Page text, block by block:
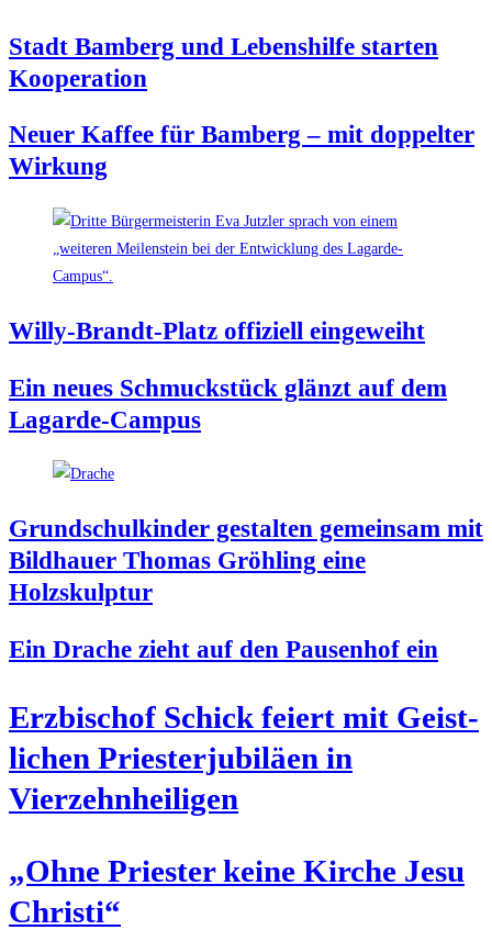
Stadt Bam­berg und Lebens­hil­fe star­ten
Kooperation
Neu­er Kaf­fee für Bam­berg – mit dop­pel­ter
Wirkung
Wil­ly-Brandt-Platz offi­zi­ell eingeweiht
Ein neu­es Schmuck­stück glänzt auf dem
Lagarde-Campus
Grund­schul­kin­der gestal­ten gemein­sam mit
Bild­hau­er Tho­mas Gröh­ling eine
Holzskulptur
Ein Dra­che zieht auf den Pau­sen­hof ein
Erz­bi­schof Schick fei­ert mit Geist­
li­chen Pries­ter­ju­bi­lä­en in
Vierzehnheiligen
„Ohne Pries­ter kei­ne Kir­che Jesu
Christi“